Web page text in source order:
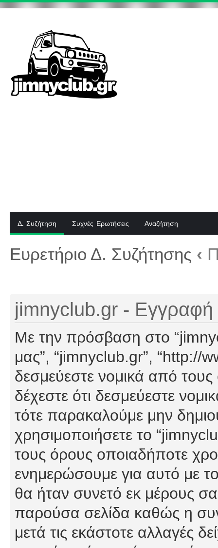
Δ. Συζήτηση Συχνές Ερωτήσεις Αναζήτηση
Ευρετήριο Δ. Συζήτησης ‹
jimnyclub.gr - Εγγραφή
Με την πρόσβαση στο
μας”, “jimnyclub.gr”, “http://
δεσμεύεστε νομικά από
δέχεστε ότι δεσμεύεστε
τότε παρακαλούμε μην
χρησιμοποιήσετε το
τους όρους οποιαδήποτε
ενημερώσουμε για αυτό με
θα ήταν συνετό εκ μέρους
παρούσα σελίδα καθώς η
μετά τις εκάστοτε αλλαγές